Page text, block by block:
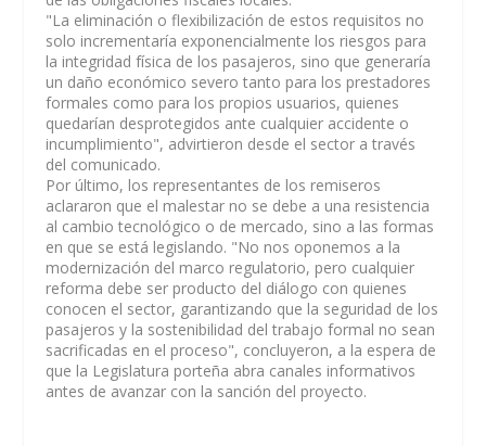
"La eliminación o flexibilización de estos requisitos no
solo incrementaría exponencialmente los riesgos para
la integridad física de los pasajeros, sino que generaría
un daño económico severo tanto para los prestadores
formales como para los propios usuarios, quienes
quedarían desprotegidos ante cualquier accidente o
incumplimiento", advirtieron desde el sector a través
del comunicado.
Por último, los representantes de los remiseros
aclararon que el malestar no se debe a una resistencia
al cambio tecnológico o de mercado, sino a las formas
en que se está legislando. "No nos oponemos a la
modernización del marco regulatorio, pero cualquier
reforma debe ser producto del diálogo con quienes
conocen el sector, garantizando que la seguridad de los
pasajeros y la sostenibilidad del trabajo formal no sean
sacrificadas en el proceso", concluyeron, a la espera de
que la Legislatura porteña abra canales informativos
antes de avanzar con la sanción del proyecto.